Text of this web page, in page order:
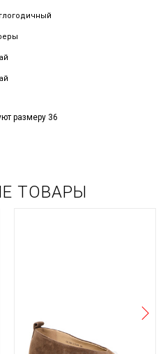
размеру 36
ТОВАРЫ